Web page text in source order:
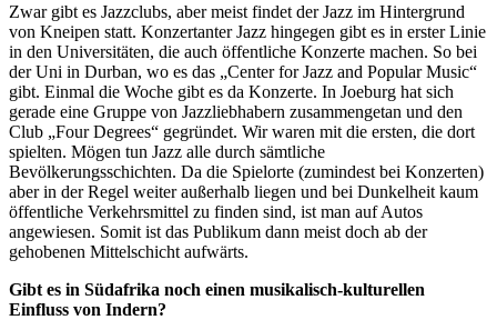
Zwar gibt es Jazzclubs, aber meist findet der Jazz im Hintergrund
von Kneipen statt. Konzertanter Jazz hingegen gibt es in erster Linie
in den Universitäten, die auch öffentliche Konzerte machen. So bei
der Uni in Durban, wo es das „Center for Jazz and Popular Music“
gibt. Einmal die Woche gibt es da Konzerte. In Joeburg hat sich
gerade eine Gruppe von Jazzliebhabern zusammengetan und den
Club „Four Degrees“ gegründet. Wir waren mit die ersten, die dort
spielten. Mögen tun Jazz alle durch sämtliche
Bevölkerungsschichten. Da die Spielorte (zumindest bei Konzerten)
aber in der Regel weiter außerhalb liegen und bei Dunkelheit kaum
öffentliche Verkehrsmittel zu finden sind, ist man auf Autos
angewiesen. Somit ist das Publikum dann meist doch ab der
gehobenen Mittelschicht aufwärts.
Gibt es in Südafrika noch einen musikalisch-kulturellen
Einfluss von Indern?